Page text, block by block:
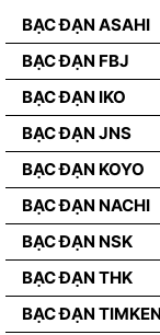
BẠC ĐẠN ASAHI
BẠC ĐẠN FBJ
BẠC ĐẠN IKO
BẠC ĐẠN JNS
BẠC ĐẠN KOYO
BẠC ĐẠN NACHI
BẠC ĐẠN NSK
BẠC ĐẠN THK
BẠC ĐẠN TIMKEN